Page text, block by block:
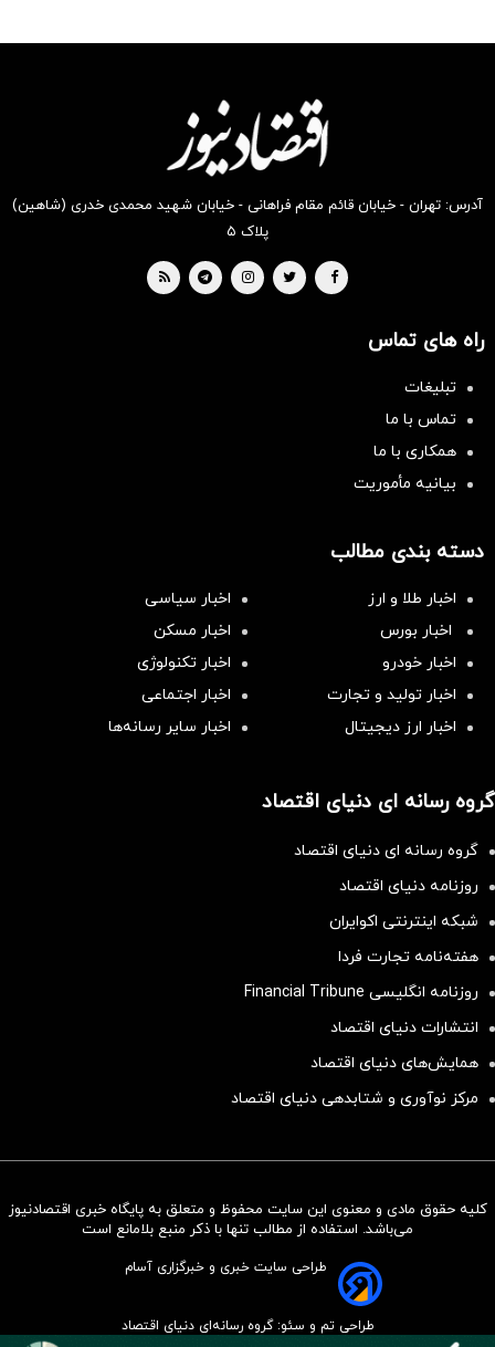
سرمایه‌گذاری همسنگ با شاخص
بخر !
بخر !
آدرس: تهران - خیابان قائم مقام فراهانی - خیابان شهید محمدی خدری (شاهین)
پلاک ۵
راه های تماس
تبلیغات
تماس با ما
همکاری با ما
بیانیه مأموریت
دسته بندی مطالب
اخبار طلا و ارز
اخبار سیاسی
اخبار بورس
اخبار مسکن
اخبار خودرو
اخبار تکنولوژی
اخبار تولید و تجارت
اخبار اجتماعی
اخبار ارز دیجیتال
اخبار سایر رسانه‌‌ها
گروه رسانه ای دنیای اقتصاد
گروه رسانه ای دنیای اقتصاد
روزنامه دنیای اقتصاد
شبکه اینترنتی اکوایران
هفته‌نامه تجارت فردا
روزنامه انگلیسی Financial Tribune
انتشارات دنیای اقتصاد
همایش‌های دنیای اقتصاد
مرکز نوآوری و شتابدهی دنیای اقتصاد
کلیه حقوق مادی و معنوی این سایت محفوظ و متعلق به پایگاه خبری اقتصادنیوز
می‌باشد. استفاده از مطالب تنها با ذکر منبع بلامانع است
طراحی سایت خبری و خبرگزاری آسام
طراحی تم و سئو: گروه رسانه‌ای دنیای اقتصاد